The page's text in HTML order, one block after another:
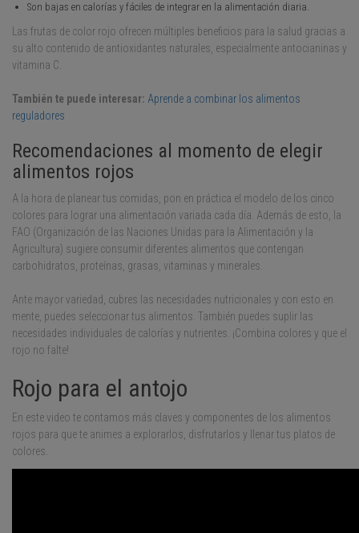
Son bajas en calorías y fáciles de integrar en la alimentación diaria.
Las frutas de color rojo ofrecen múltiples beneficios para la salud gracias a
su alto contenido de antioxidantes naturales, especialmente antocianinas y
vitamina C.
También te puede interesar: Aprende a combinar los alimentos
reguladores
Recomendaciones al momento de elegir
alimentos rojos
A la hora de planear tus comidas, pon en práctica el modelo de los cinco
colores para lograr una alimentación variada cada día. Además de esto, la
FAO (Organización de las Naciones Unidas para la Alimentación y la
Agricultura) sugiere consumir diferentes alimentos que contengan
carbohidratos, proteínas, grasas, vitaminas y minerales.
Ante mayor variedad, cubres las necesidades nutricionales y con esto en
mente, puedes seleccionar tus alimentos. También puedes suplir las
necesidades individuales de calorías y nutrientes. ¡Combina colores y que el
rojo no falte!
Rojo para el antojo
En este video te contamos más claves y componentes de los alimentos
rojos para que te animes a explorarlos, disfrutarlos y llenar tus platos de
colores.